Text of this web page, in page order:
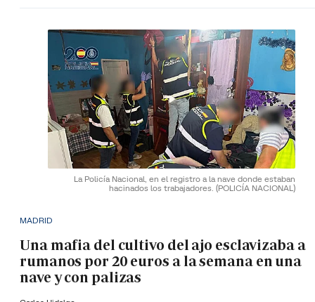
La Policía Nacional, en el registro a la nave donde estaban
hacinados los trabajadores. (POLICÍA NACIONAL)
MADRID
Una mafia del cultivo del ajo esclavizaba a
rumanos por 20 euros a la semana en una
nave y con palizas